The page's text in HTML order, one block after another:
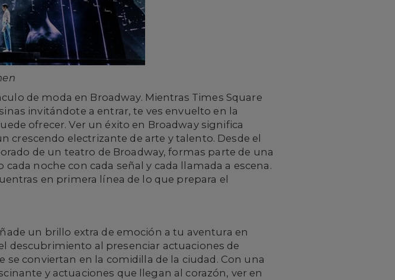
de moda en Broadway. Mientras Times Square
invitándote a entrar, te ves envuelto en la
ofrecer. Ver un éxito en Broadway significa
crescendo electrizante de arte y talento. Desde el
de un teatro de Broadway, formas parte de una
noche con cada señal y cada llamada a escena.
en primera línea de lo que prepara el
un brillo extra de emoción a tu aventura en
descubrimiento al presenciar actuaciones de
conviertan en la comidilla de la ciudad. Con una
y actuaciones que llegan al corazón, ver en